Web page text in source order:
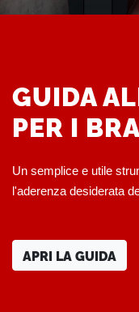
GUIDA
PER I
Un semplice e utile
l'aderenza desiderata
APRI LA GUIDA